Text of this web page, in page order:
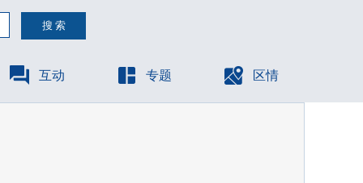
互动 专题 区情